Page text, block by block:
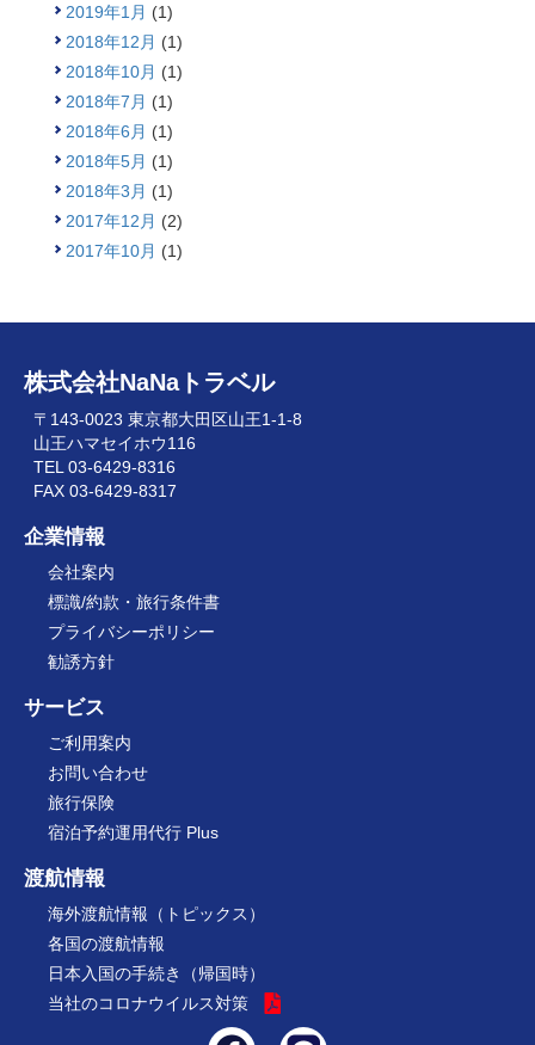
2019年1月 (1)
2018年12月 (1)
2018年10月 (1)
2018年7月 (1)
2018年6月 (1)
2018年5月 (1)
2018年3月 (1)
2017年12月 (2)
2017年10月 (1)
株式会社NaNaトラベル
〒143-0023 東京都大田区山王1-1-8
山王ハマセイホウ116
TEL 03-6429-8316
FAX 03-6429-8317
企業情報
会社案内
標識/約款・旅行条件書
プライバシーポリシー
勧誘方針
サービス
ご利用案内
お問い合わせ
旅行保険
宿泊予約運用代行 Plus
渡航情報
海外渡航情報（トピックス）
各国の渡航情報
日本入国の手続き（帰国時）
当社のコロナウイルス対策